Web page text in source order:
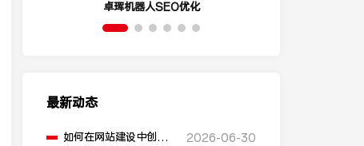
卓珲机器人SEO优化
最新动态
如何在网站建设中创建
2026-06-30